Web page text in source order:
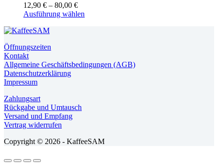
12,90 € – 80,00 €Preisspanne:
12,90 €
Ausführung wählen
Die
Öffnungszeiten
Kontakt
Allgemeine Geschäftsbedingungen (AGB)
Datenschutzerklärung
Impressum
Zahlungsart
Rückgabe und Umtausch
Versand und Empfang
Vertrag widerrufen
Copyright © 2026 - KaffeeSAM